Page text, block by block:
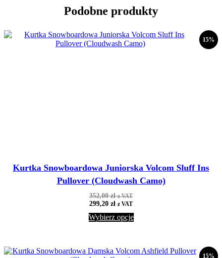
Podobne produkty
15%
Kurtka Snowboardowa Juniorska Volcom Sluff Ins
Pullover (Cloudwash Camo)
352,00zł z VAT
299,20 zł z VAT
Wybierz opcje
15%